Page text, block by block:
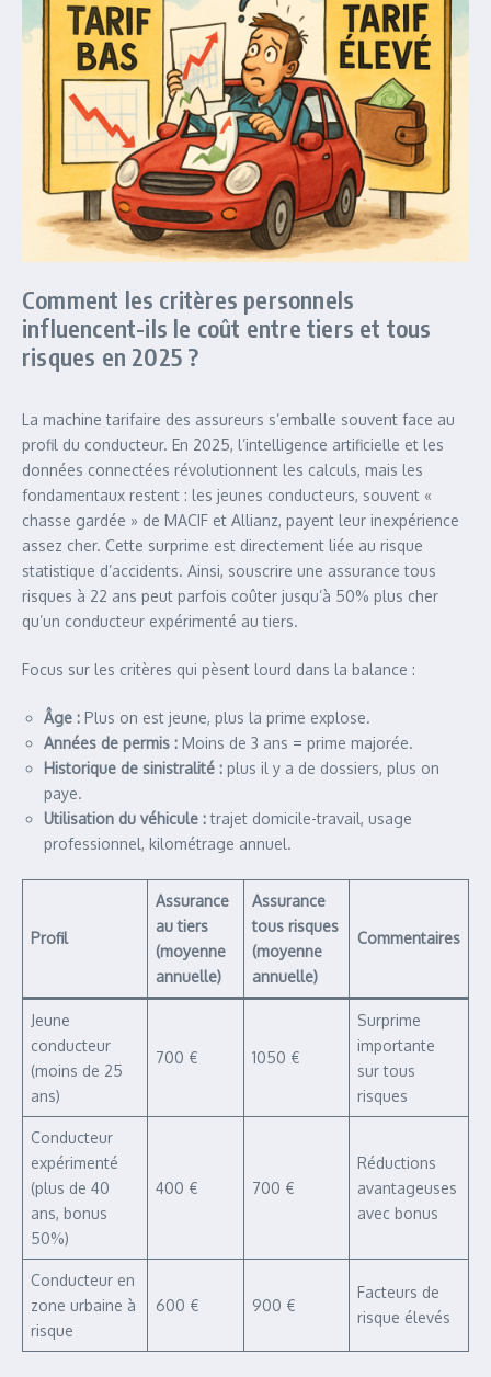
Comment les critères personnels
influencent-ils le coût entre tiers et tous
risques en 2025 ?
La machine tarifaire des assureurs s’emballe souvent face au
profil du conducteur. En 2025, l’intelligence artificielle et les
données connectées révolutionnent les calculs, mais les
fondamentaux restent : les jeunes conducteurs, souvent «
chasse gardée » de MACIF et Allianz, payent leur inexpérience
assez cher. Cette surprime est directement liée au risque
statistique d’accidents. Ainsi, souscrire une assurance tous
risques à 22 ans peut parfois coûter jusqu’à 50% plus cher
qu’un conducteur expérimenté au tiers.
Focus sur les critères qui pèsent lourd dans la balance :
Âge : Plus on est jeune, plus la prime explose.
Années de permis : Moins de 3 ans = prime majorée.
Historique de sinistralité : plus il y a de dossiers, plus on
paye.
Utilisation du véhicule :trajet domicile-travail, usage
professionnel, kilométrage annuel.
Profil
Assurance
au tiers
(moyenne
annuelle)
Assurance
tous risques
(moyenne
annuelle)
Commentaires
Jeune
conducteur
(moins de 25
ans)
700 € 1050 €
Surprime
importante
sur tous
risques
Conducteur
expérimenté
(plus de 40
ans, bonus
50%)
400 € 700 €
Réductions
avantageuses
avec bonus
Conducteur en
zone urbaine à
risque
600 € 900 €
Facteurs de
risque élevés